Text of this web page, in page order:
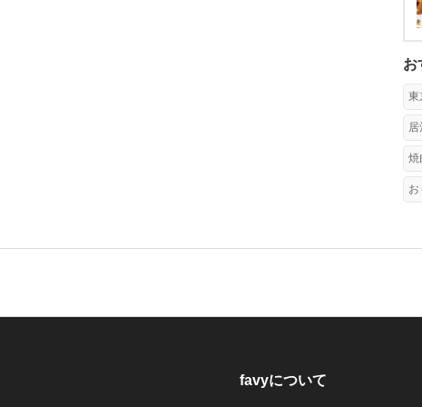
お
東
焼
favyについて